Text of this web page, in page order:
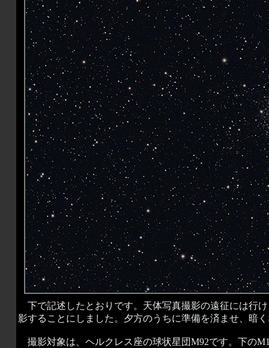
下で記述したとおりです。天体写真撮影の遠征には行
影することにしました。夕方のうちに準備を済ませ、暗
撮影対象は、ヘルクレス座の球状星団M92です。下の